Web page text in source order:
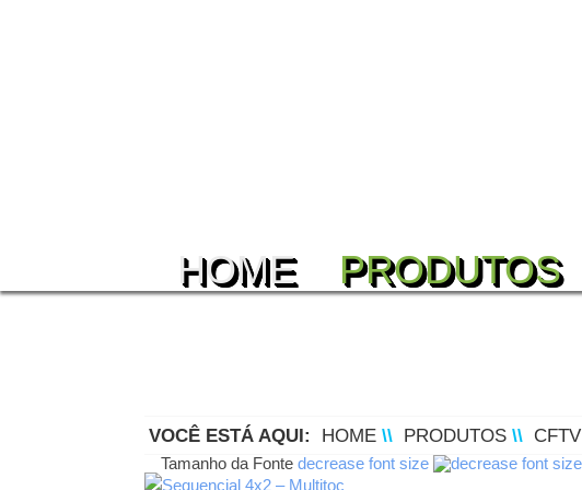
HOME PRODUTOS
VOCÊ ESTÁ AQUI: HOME \\ PRODUTOS \\ CFTV
Tamanho da Fonte decrease font size